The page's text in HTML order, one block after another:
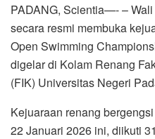
PADANG, Scientia—- –
secara resmi membuka
Open Swimming
digelar di Kolam Renang
(FIK) Universitas Negeri
Kejuaraan renang
22 Januari 2026 ini, diikuti